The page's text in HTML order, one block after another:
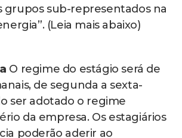
grupos sub-representados na
(Leia mais abaixo)
O regime do estágio será de
de segunda a sexta-
ser adotado o regime
da empresa. Os estagiários
poderão aderir ao